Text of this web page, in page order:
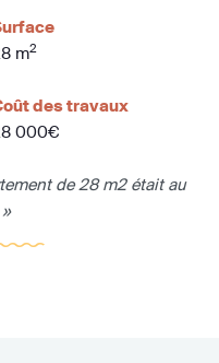
m2
des travaux
000€
de 28 m2 était au